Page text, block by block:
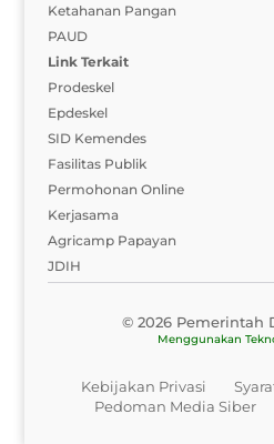
Ketahanan Pangan
PAUD
Link Terkait
Prodeskel
Epdeskel
SID Kemendes
Fasilitas Publik
Permohonan Online
Kerjasama
Agricamp Papayan
JDIH
© 2026 Pemerintah
Menggunakan
Kebijakan Privasi
Pedoman Media Siber